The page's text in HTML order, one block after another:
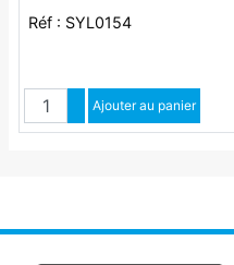
Réf : SYL0154
QuantitéAugmenter quantité
Diminuer quantité
Ajouter au panier